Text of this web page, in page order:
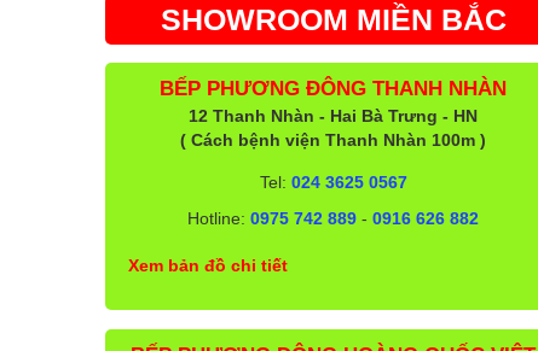
SHOWROOM MIỀN BẮC
BẾP PHƯƠNG ĐÔNG THANH NHÀN
12 Thanh Nhàn - Hai Bà Trưng - HN
( Cách bệnh viện Thanh Nhàn 100m )
Tel: 024 3625 0567
Hotline:0975 742 889 -0916 626 882
Xem bản đồ chi tiết